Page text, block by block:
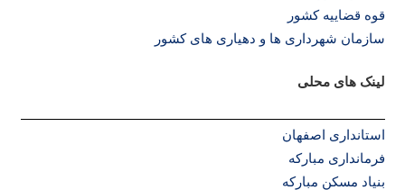
قوه قضاییه کشور
سازمان شهرداری ها و دهیاری های کشور
لینک های محلی
استانداری اصفهان
فرمانداری مبارکه
بنیاد مسکن مبارکه